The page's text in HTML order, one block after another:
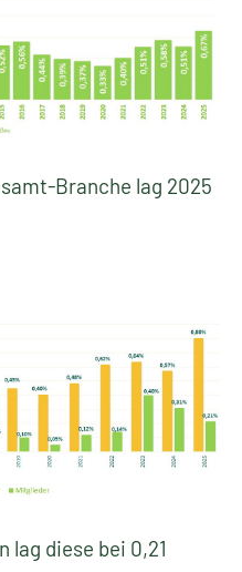
Branche lag 2025
lag diese bei 0,21